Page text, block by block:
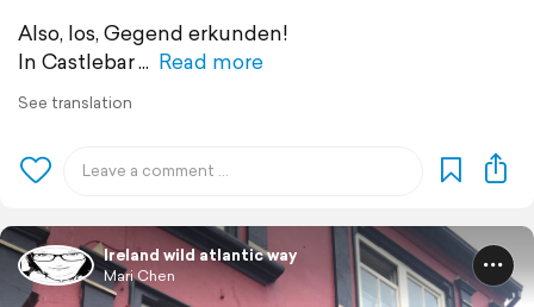
Also, los, Gegend erkunden!
In Castlebar
Read more
See translation
Ireland wild atlantic way
Mari Chen